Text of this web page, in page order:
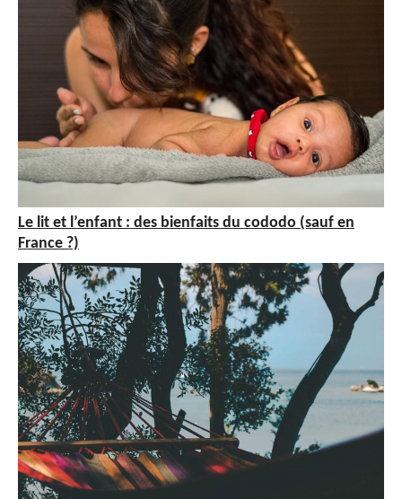
Le lit et l’enfant : des bienfaits du cododo (sauf en
France ?)